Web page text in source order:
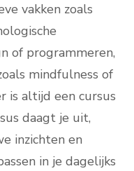
vakken zoals
of programmeren,
mindfulness of
is altijd een cursus
daagt je uit,
inzichten en
in je dagelijks